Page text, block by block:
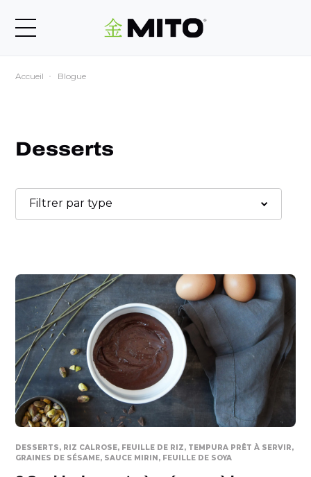
Accueil Blogue
Desserts
Filtrer par type
DESSERTS, RIZ CALROSE, FEUILLE DE RIZ, TEMPURA PRÊT À SERVIR,
GRAINES DE SÉSAME, SAUCE MIRIN, FEUILLE DE SOYA